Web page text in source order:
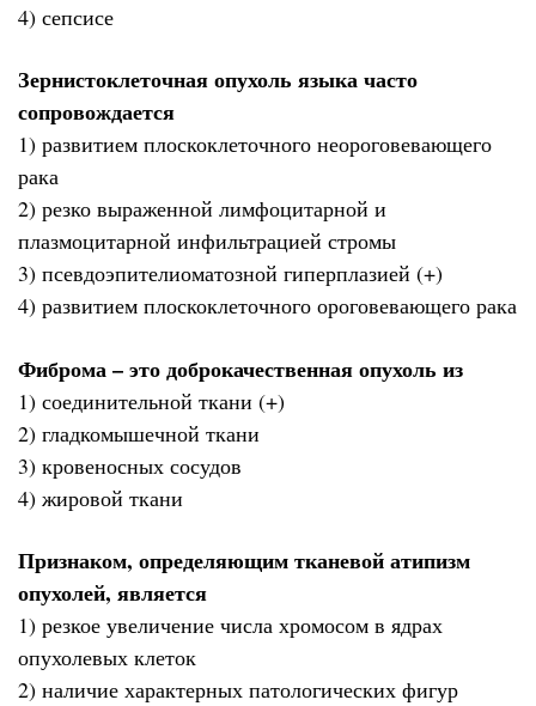
4) сепсисе
Зернистоклеточная опухоль языка часто
сопровождается
1) развитием плоскоклеточного неороговевающего
рака
2) резко выраженной лимфоцитарной и
плазмоцитарной инфильтрацией стромы
3) псевдоэпителиоматозной гиперплазией (+)
4) развитием плоскоклеточного ороговевающего рака
Фиброма – это доброкачественная опухоль из
1) соединительной ткани (+)
2) гладкомышечной ткани
3) кровеносных сосудов
4) жировой ткани
Признаком, определяющим тканевой атипизм
опухолей, является
1) резкое увеличение числа хромосом в ядрах
опухолевых клеток
2) наличие характерных патологических фигур